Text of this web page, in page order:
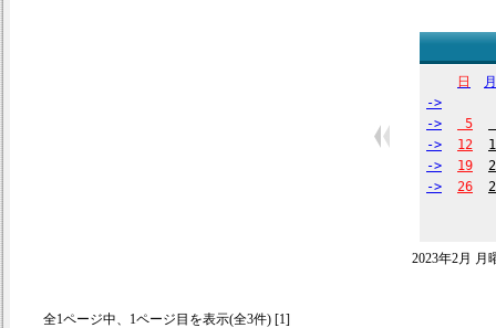
日
月
->
->
5
->
12
->
19
->
26
2023年2月 月
全1ページ中、1ページ目を表示(全3件) [1]